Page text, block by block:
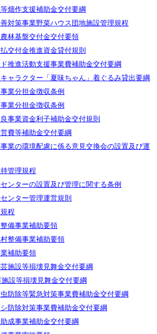
畑作支援補助金交付要綱
対策事業野菜ハウス団地施設管理規程
林基盤交付金交付要領
交付金推進資金貸付規則
推進活動支援事業費補助金交付要綱
ャラクター「夏味ちゃん」着ぐるみ貸出要綱
業分担金徴収条例
業分担金徴収条例
事業資金利子補助金交付規則
費等補助金交付要綱
業の環境配慮に係る意見交換会の設置及び運
管理規程
ンターの設置及び管理に関する条例
ンター管理運営規則
程
備事業補助要領
整備事業補助要領
補助要領
施設等損壊見舞金交付要綱
設等損壊見舞金交付要綱
防除等緊急対策事業費補助金交付要綱
防除対策事業費補助金交付要綱
成事業補助金交付要綱